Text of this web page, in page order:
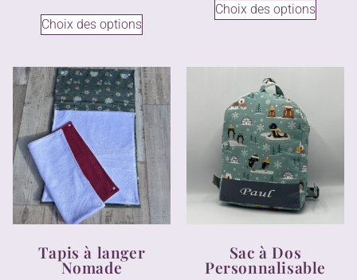
Choix des options
Choix des options
Tapis à langer
Nomade
Sac à Dos
Personnalisable